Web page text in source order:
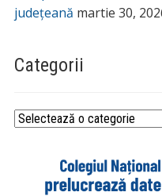
județeană martie 30,
Categorii
Categorii